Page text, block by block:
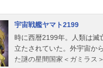
ん...
宇宙戦艦ヤマト2199
時に西暦2199年。人類は滅
立たされていた。外宇宙か
た謎の星間国家＜ガミラス